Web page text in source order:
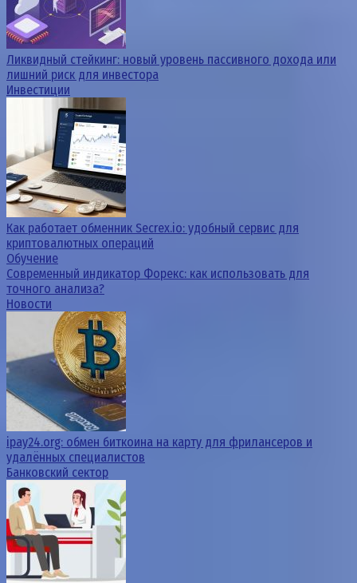
Ликвидный стейкинг: новый уровень пассивного дохода или
лишний риск для инвестора
Инвестиции
Как работает обменник Secrex.io: удобный сервис для
криптовалютных операций
Обучение
Современный индикатор Форекс: как использовать для
точного анализа?
Новости
ipay24.org: обмен биткоина на карту для фрилансеров и
удалённых специалистов
Банковский сектор